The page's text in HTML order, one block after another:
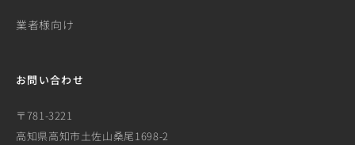
業者様向け
お問い合わせ
〒781-3221
高知県高知市土佐山桑尾1698-2